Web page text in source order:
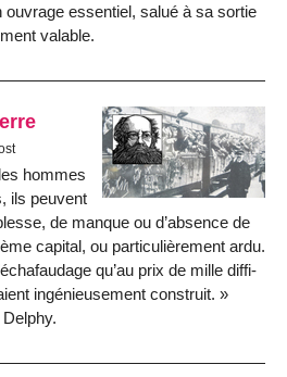
ouvrage essentiel, salué à sa sor­tie
vala­ble.
hom­mes
ils peu­vent
de manque ou d’absence de
capital, ou particuliè­rement ardu.
qu’au prix de mille diffi­
ingénieu­sement construit.